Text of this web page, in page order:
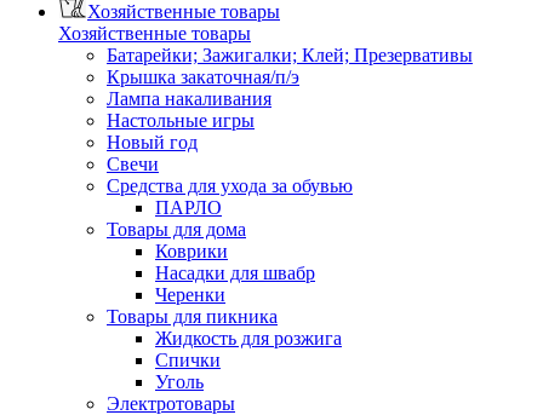
Хозяйственные товары
Хозяйственные товары
Батарейки; Зажигалки; Клей; Презервативы
Крышка закаточная/п/э
Лампа накаливания
Настольные игры
Новый год
Свечи
Средства для ухода за обувью
ПАРЛО
Товары для дома
Коврики
Насадки для швабр
Черенки
Товары для пикника
Жидкость для розжига
Спички
Уголь
Электротовары